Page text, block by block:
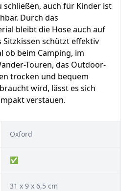
auch für Kinder ist
Durch das
bleibt die Hose auch auf
schützt effektiv
ob beim Camping, im
Touren, das Outdoor-
trocken und bequem
wird, lässt es sich
verstauen.
Oxford
✅
31 x 9 x 6,5 cm